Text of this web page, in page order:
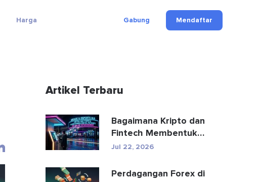
Harga Gabung Mendaftar
Artikel Terbaru
Bagaimana Kripto dan
Fintech Membentuk
Kembali Pembayaran dan
Jul 22, 2026
Perdagangan Forex di